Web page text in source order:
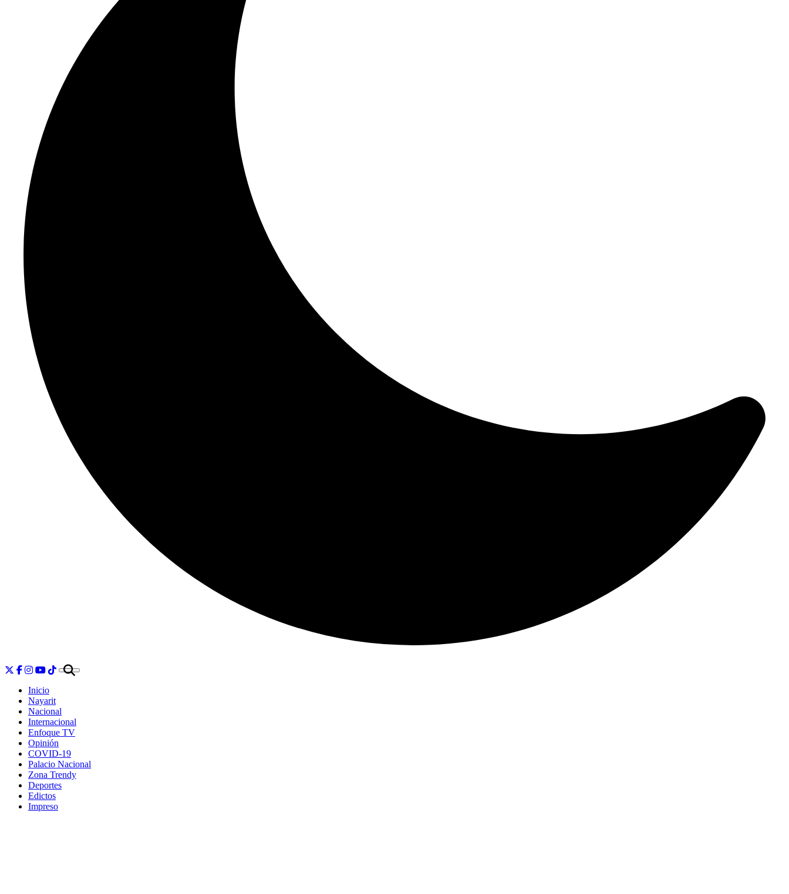
Inicio
Nayarit
Nacional
Internacional
Enfoque TV
Opinión
COVID-19
Palacio Nacional
Zona Trendy
Deportes
Edictos
Impreso